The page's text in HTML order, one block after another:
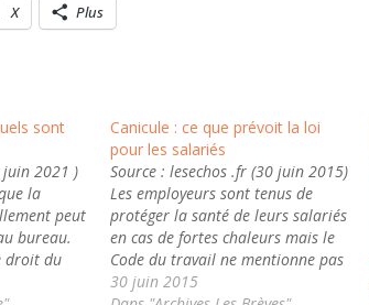
X Plus
sont
2021 )
la
peut
bureau.
droit du
Canicule : ce que prévoit la loi
pour les salariés
Source : lesechos .fr (30 juin 2015)
Les employeurs sont tenus de
protéger la santé de leurs salariés
en cas de fortes chaleurs mais le
Code du travail ne mentionne pas
de température au-dessus de
30 juin 2015